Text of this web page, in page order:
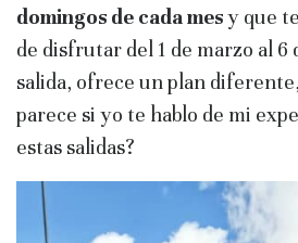
domingos de cada mesy que
de disfrutar del 1 de marzo al 6
salida, ofrece un plan
parece si yo te hablo de mi
estas salidas?